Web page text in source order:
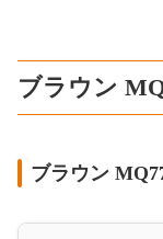
ブラウン
ブラウン